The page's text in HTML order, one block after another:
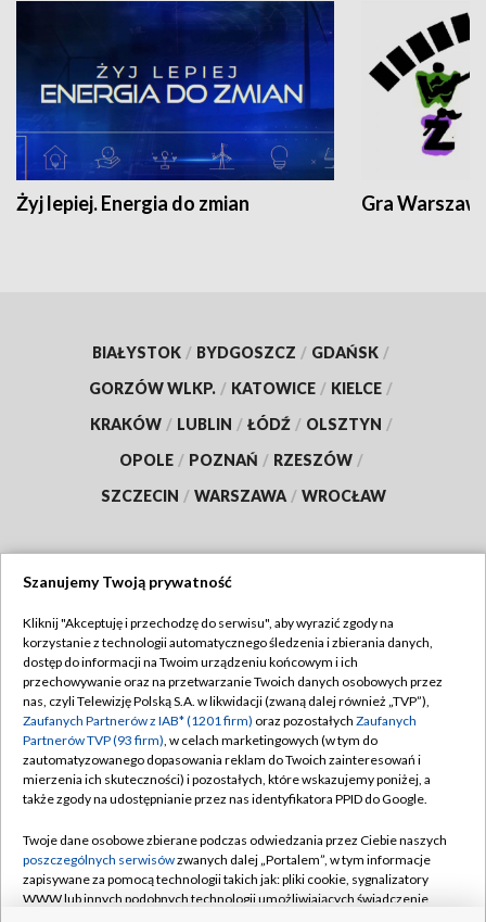
Żyj lepiej. Energia do zmian Gra
BIAŁYSTOK / BYDGOSZCZ / GDAŃSK /
GORZÓW WLKP. / KATOWICE / KIELCE /
KRAKÓW / LUBLIN / ŁÓDŹ / OLSZTYN /
OPOLE / POZNAŃ / RZESZÓW /
SZCZECIN / WARSZAWA / WROCŁAW
TVP
Abonament TVP
Emisja w TVP
Centrum informacji TVP
Naziemna Telewizja Cyfrowa
Rada Programowa
System NOS
Regulamin TVP
Polityka prywatności
Moje zgody
Pomoc
Kontakt
Szanujemy Twoją prywatność
Kliknij "Akceptuję i przechodzę do serwisu", aby wyrazić zgody na
korzystanie z technologii automatycznego śledzenia i zbierania danych,
dostęp do informacji na Twoim urządzeniu końcowym i ich
przechowywanie oraz na przetwarzanie Twoich danych osobowych przez
nas, czyli Telewizję Polską S.A. w likwidacji (zwaną dalej również „TVP”),
Zaufanych Partnerów z IAB* (1201 firm) oraz pozostałych Zaufanych
Partnerów TVP (93 firm), w celach marketingowych (w tym do
zautomatyzowanego dopasowania reklam do Twoich zainteresowań i
mierzenia ich skuteczności) i pozostałych, które wskazujemy poniżej, a
także zgody na udostępnianie przez nas identyfikatora PPID do Google.
Twoje dane osobowe zbierane podczas odwiedzania przez Ciebie naszych
poszczególnych serwisówzwanych dalej „Portalem”, w tym informacje
zapisywane za pomocą technologii takich jak: pliki cookie, sygnalizatory
WWW lub innych podobnych technologii umożliwiających świadczenie